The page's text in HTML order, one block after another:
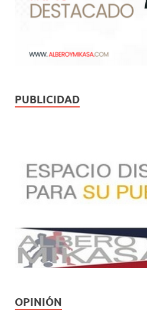
PUBLICIDAD
OPINIÓN